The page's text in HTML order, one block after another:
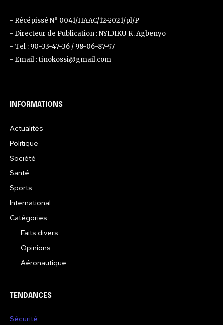
- Récépissé N° 0041/HAAC/12-2021/pl/P
- Directeur de Publication : NYIDIKU K. Agbenyo
- Tel : 90-33-47-36 / 98-06-87-97
- Email : tinokossi@gmail.com
INFORMATIONS
Actualités
Politique
Société
Santé
Sports
International
Catégories
Faits divers
Opinions
Aéronautique
TENDANCES
Sécurité